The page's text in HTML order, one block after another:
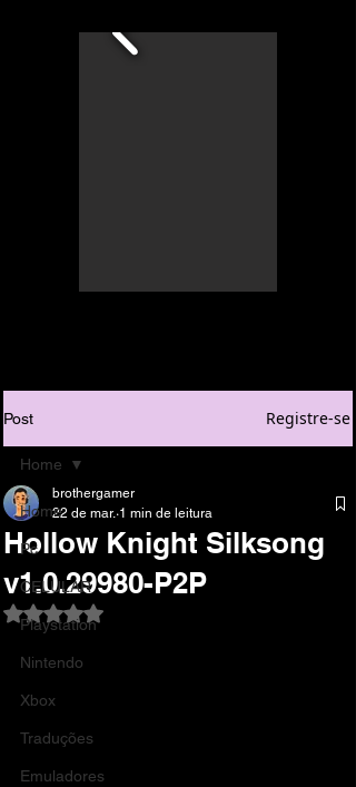
Post Registre-se
Home
Pc
CELULAR
Playstation
Nintendo
Xbox
Traduções
Emuladores
Home
Hollow Knight Silksong
v1.0.29980-P2P
brothergamer
22 de mar. 1 min de leitura
Avaliado com NaN de 5 estrelas.